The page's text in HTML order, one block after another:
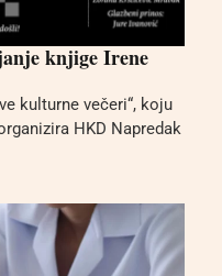
knjige Irene
kulturne večeri“, koju
HKD Napredak